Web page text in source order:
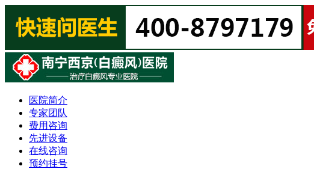
医院简介
专家团队
费用咨询
先进设备
在线咨询
预约挂号